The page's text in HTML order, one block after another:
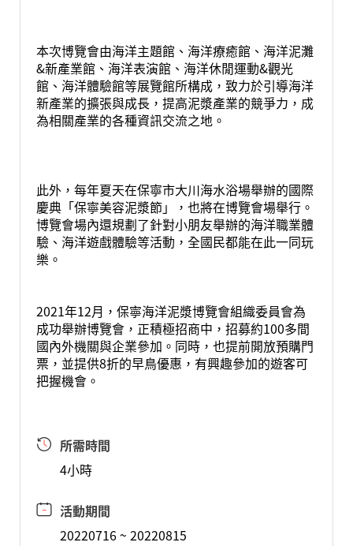
本次博覽會由海洋主題館、海洋療癒館、海洋泥灘
&新產業館、海洋表演館、海洋休閒運動&觀光
館、海洋體驗館等展覽館所構成，致力於引導海洋
新產業的擴張與成長，提高泥漿產業的競爭力，成
為相關產業的各種資訊交流之地。
此外，每年夏天在保寧市大川海水浴場舉辦的國際
慶典「保寧美容泥漿節」，也將在博覽會場舉行。
博覽會場內還規劃了針對小朋友舉辦的海洋職業體
驗、海洋遊戲體驗等活動，全國民都能在此一同玩
樂。
2021年12月，保寧海洋泥漿博覽會組織委員會為
成功舉辦博覽會，正積極招商中，招募約100多間
國內外機關與企業參加。同時，也提前開放預購門
票，並提供8折的早鳥優惠，有興趣參加的遊客可
把握機會。
所需時間
4小時
活動期間
20220716 ~ 20220815